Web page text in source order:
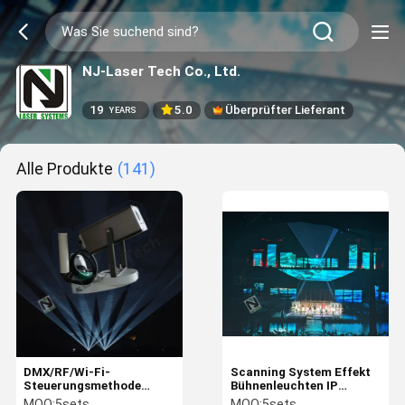
NJ-Laser Tech Co., Ltd.
19 YEARS 5.0 Überprüfter Lieferant
Alle Produkte (141)
DMX/RF/Wi-Fi-
Steuerungsmethode
Kultur- und
Scanning System Effekt
Bühnenleuchten IP
Hochgeschwindigkeits-